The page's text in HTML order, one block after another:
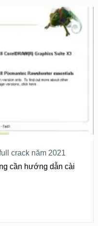
crack năm 2021
cần hướng dẫn cài